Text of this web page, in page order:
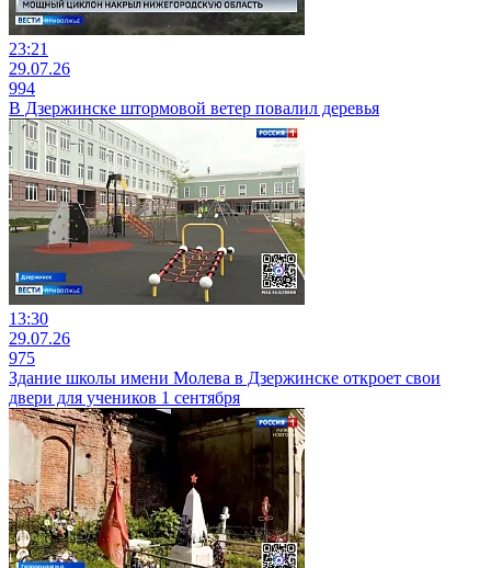
23:21
29.07.26
994
В Дзержинске штормовой ветер повалил деревья
13:30
29.07.26
975
Здание школы имени Молева в Дзержинске откроет свои
двери для учеников 1 сентября